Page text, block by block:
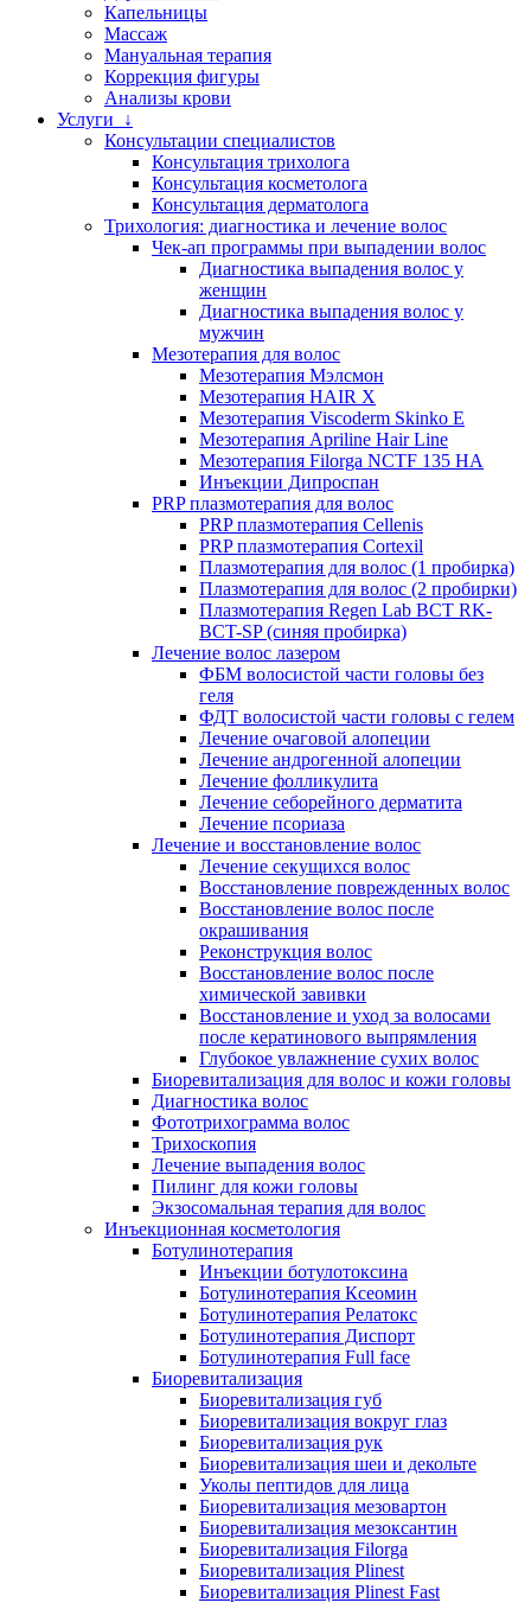
Капельницы
Массаж
Мануальная терапия
Коррекция фигуры
Анализы крови
Услуги ↓
Консультации специалистов
Консультация трихолога
Консультация косметолога
Консультация дерматолога
Трихология: диагностика и лечение волос
Чек-ап программы при выпадении волос
Диагностика выпадения волос у
женщин
Диагностика выпадения волос у
мужчин
Мезотерапия для волос
Мезотерапия Мэлсмон
Мезотерапия HAIR X
Мезотерапия Viscoderm Skinko E
Мезотерапия Apriline Hair Line
Мезотерапия Filorga NCTF 135 HA
Инъекции Дипроспан
PRP плазмотерапия для волос
PRP плазмотерапия Cellenis
PRP плазмотерапия Cortexil
Плазмотерапия для волос (1 пробирка)
Плазмотерапия для волос (2 пробирки)
Плазмотерапия Regen Lab BCT RK-
BCT-SP (синяя пробирка)
Лечение волос лазером
ФБМ волосистой части головы без
геля
ФДТ волосистой части головы с гелем
Лечение очаговой алопеции
Лечение андрогенной алопеции
Лечение фолликулита
Лечение себорейного дерматита
Лечение псориаза
Лечение и восстановление волос
Лечение секущихся волос
Восстановление поврежденных волос
Восстановление волос после
окрашивания
Реконструкция волос
Восстановление волос после
химической завивки
Восстановление и уход за волосами
после кератинового выпрямления
Глубокое увлажнение сухих волос
Биоревитализация для волос и кожи головы
Диагностика волос
Фототрихограмма волос
Трихоскопия
Лечение выпадения волос
Пилинг для кожи головы
Экзосомальная терапия для волос
Инъекционная косметология
Ботулинотерапия
Инъекции ботулотоксина
Ботулинотерапия Ксеомин
Ботулинотерапия Релатокс
Ботулинотерапия Диспорт
Ботулинотерапия Full face
Биоревитализация
Биоревитализация губ
Биоревитализация вокруг глаз
Биоревитализация рук
Биоревитализация шеи и декольте
Уколы пептидов для лица
Биоревитализация мезовартон
Биоревитализация мезоксантин
Биоревитализация Filorga
Биоревитализация Plinest
Биоревитализация Plinest Fast